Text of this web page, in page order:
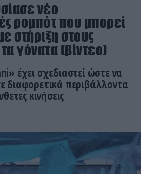
νέο
ρομπότ που μπορεί
στήριξη στους
γόνατα (βίντεο)
έχει σχεδιαστεί ώστε να
διαφορετικά περιβάλλοντα
κινήσεις